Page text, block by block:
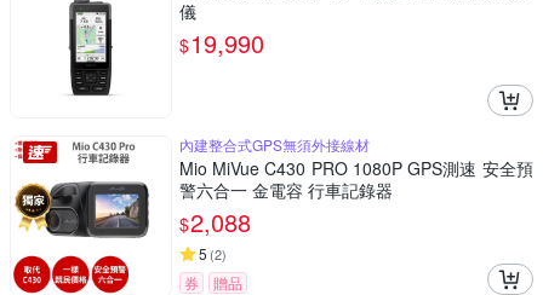
儀
$19,990
內建整合式GPS無須外接線材
Mio MiVue C430 PRO 1080P GPS測速 安全預
警六合一 金電容 行車記錄器
$2,088
5 (2)
券
贈品